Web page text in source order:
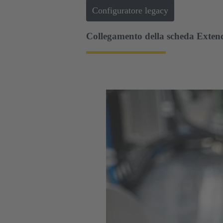
Configuratore legacy
Collegamento della scheda